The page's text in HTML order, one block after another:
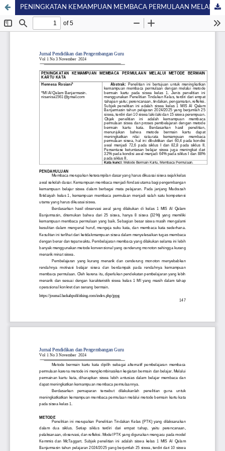
PENINGKATAN KEMAMPUAN MEMBACA PERMULAAN MELALUI METODE BERMAIN KARTU KATA